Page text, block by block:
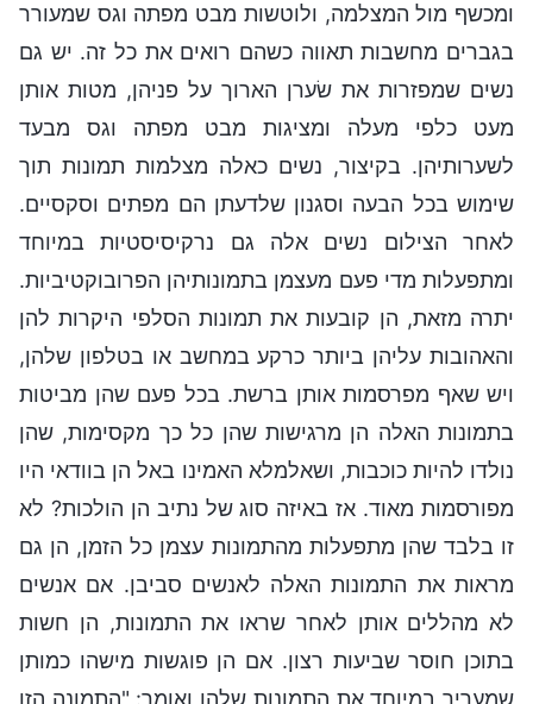
ומכשף מול המצלמה, ולוטשות מבט מפתה וגס שמעורר
בגברים מחשבות תאווה כשהם רואים את כל זה. יש גם
נשים שמפזרות את שׂערן הארוך על פניהן, מטות אותן
מעט כלפי מעלה ומציגות מבט מפתה וגס מבעד
לשערותיהן. בקיצור, נשים כאלה מצלמות תמונות תוך
שימוש בכל הבעה וסגנון שלדעתן הם מפתים וסקסיים.
לאחר הצילום נשים אלה גם נרקיסיסטיות במיוחד
ומתפעלות מדי פעם מעצמן בתמונותיהן הפרובוקטיביות.
יתרה מזאת, הן קובעות את תמונות הסלפי היקרות להן
והאהובות עליהן ביותר כרקע במחשב או בטלפון שלהן,
ויש שאף מפרסמות אותן ברשת. בכל פעם שהן מביטות
בתמונות האלה הן מרגישות שהן כל כך מקסימות, שהן
נולדו להיות כוכבות, ושאלמלא האמינו באל הן בוודאי היו
מפורסמות מאוד. אז באיזה סוג של נתיב הן הולכות? לא
זו בלבד שהן מתפעלות מהתמונות עצמן כל הזמן, הן גם
מראות את התמונות האלה לאנשים סביבן. אם אנשים
לא מהללים אותן לאחר שראו את התמונות, הן חשות
בתוכן חוסר שביעות רצון. אם הן פוגשות מישהו כמותן
שמעריך במיוחד את התמונות שלהן ואומר: "התמונה הזו